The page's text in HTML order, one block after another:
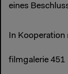
eines
In Kooperation
filmgalerie 451